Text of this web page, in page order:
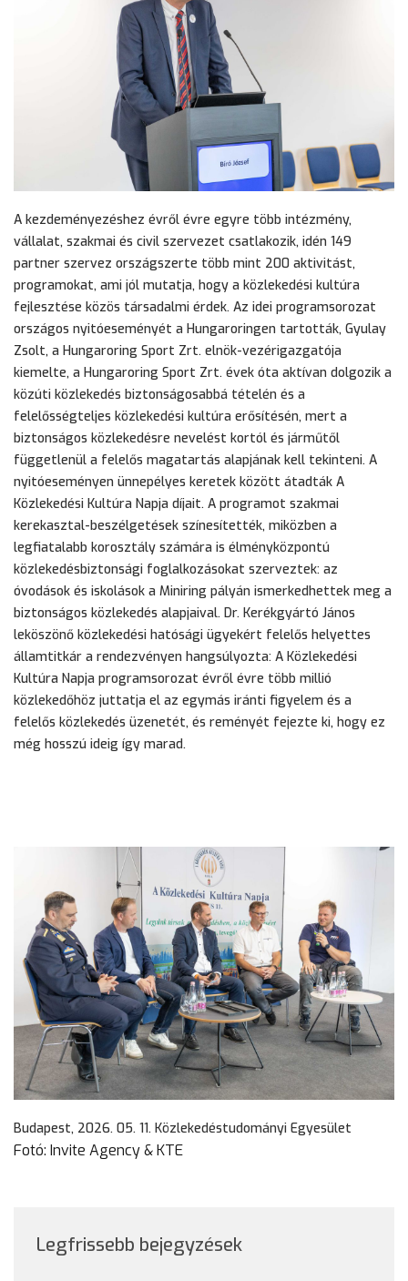
A kezdeményezéshez évről évre egyre több intézmény,
vállalat, szakmai és civil szervezet csatlakozik, idén 149
partner szervez országszerte több mint 200 aktivitást,
programokat, ami jól mutatja, hogy a közlekedési kultúra
fejlesztése közös társadalmi érdek. Az idei programsorozat
országos nyitóeseményét a Hungaroringen tartották, Gyulay
Zsolt, a Hungaroring Sport Zrt. elnök-vezérigazgatója
kiemelte, a Hungaroring Sport Zrt. évek óta aktívan dolgozik a
közúti közlekedés biztonságosabbá tételén és a
felelősségteljes közlekedési kultúra erősítésén, mert a
biztonságos közlekedésre nevelést kortól és járműtől
függetlenül a felelős magatartás alapjának kell tekinteni. A
nyitóeseményen ünnepélyes keretek között átadták A
Közlekedési Kultúra Napja díjait. A programot szakmai
kerekasztal-beszélgetések színesítették, miközben a
legfiatalabb korosztály számára is élményközpontú
közlekedésbiztonsági foglalkozásokat szerveztek: az
óvodások és iskolások a Miniring pályán ismerkedhettek meg a
biztonságos közlekedés alapjaival. Dr. Kerékgyártó János
leköszönő közlekedési hatósági ügyekért felelős helyettes
államtitkár a rendezvényen hangsúlyozta: A Közlekedési
Kultúra Napja programsorozat évről évre több millió
közlekedőhöz juttatja el az egymás iránti figyelem és a
felelős közlekedés üzenetét, és reményét fejezte ki, hogy ez
még hosszú ideig így marad.
Budapest, 2026. 05. 11. Közlekedéstudományi Egyesület
Fotó: Invite Agency & KTE
Legfrissebb bejegyzések